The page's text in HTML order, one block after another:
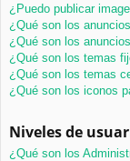
¿Puedo publicar
¿Qué son los
¿Qué son los
¿Qué son los temas
¿Qué son los temas
¿Qué son los iconos
Niveles de
¿Qué son los